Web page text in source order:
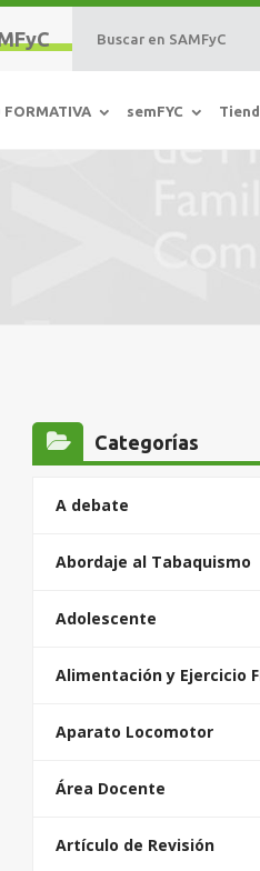
FORMATIVA semFYC
Categorías
A debate
Abordaje al Tabaquismo
Adolescente
Alimentación y Ejercicio
Aparato Locomotor
Área Docente
Artículo de Revisión